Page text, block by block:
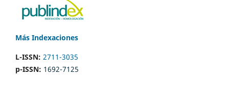
Más Indexaciones
L-ISSN: 2711-3035
p-ISSN: 1692-7125